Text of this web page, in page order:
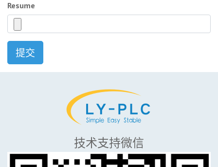
Resume
提交
技术支持微信